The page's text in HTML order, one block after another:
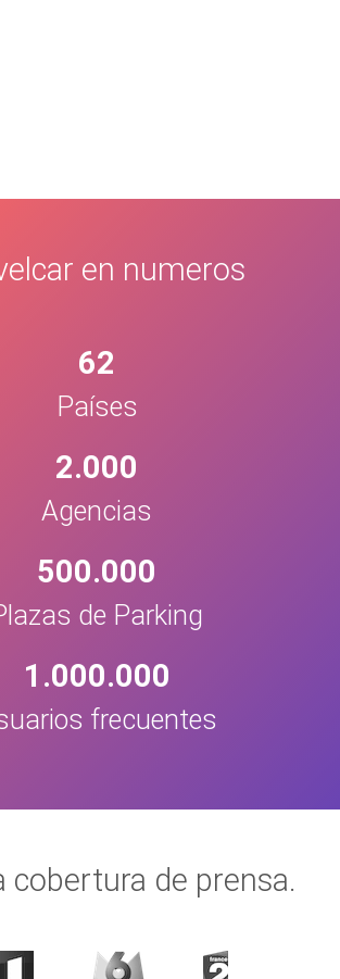
en numeros
62
Países
2.000
Agencias
500.000
de Parking
1.000.000
frecuentes
cobertura de prensa.